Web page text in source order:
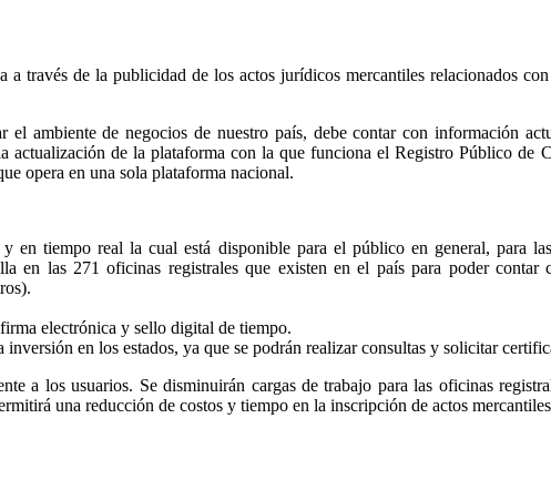
través de la publicidad de los actos jurídicos mercantiles relacionados
ambiente de negocios de nuestro país, debe contar con información
de la plataforma con la que funciona el Registro Público de
opera en una sola plataforma nacional.
en tiempo real la cual está disponible para el público en general, para
en las 271 oficinas registrales que existen en el país para poder
electrónica y sello digital de tiempo.
en los estados, ya que se podrán realizar consultas y solicitar
a los usuarios. Se disminuirán cargas de trabajo para las oficinas
una reducción de costos y tiempo en la inscripción de actos